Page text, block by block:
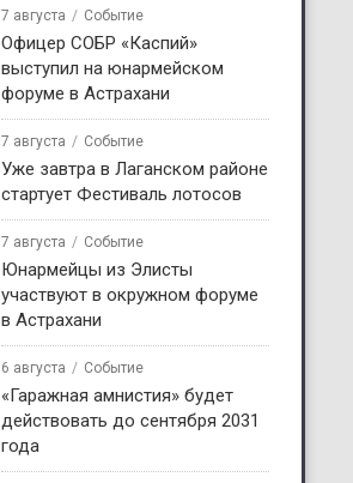
7 августа Событие
Офицер СОБР «Каспий»
выступил на юнармейском
форуме в Астрахани
7 августа Событие
Уже завтра в Лаганском районе
стартует Фестиваль лотосов
7 августа Событие
Юнармейцы из Элисты
участвуют в окружном форуме
в Астрахани
6 августа Событие
«Гаражная амнистия» будет
действовать до сентября 2031
года